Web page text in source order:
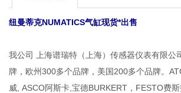
纽曼蒂克NUMATICS气缸现货*出售
我公司 上海谱瑞特（上海）传感器仪表有限公
牌，欧州300多个品牌，美国200多个品牌。
威, ASCO阿斯卡,宝德BURKERT，FESTO费